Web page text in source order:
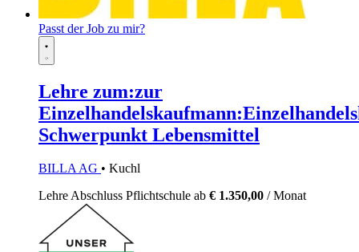
Passt der Job zu mir?
Lehre zum:zur
Schwerpunkt Lebensmittel
BILLA AG • Kuchl
LehreAbschluss Pflichtschule ab € 1.350,00 / Monat